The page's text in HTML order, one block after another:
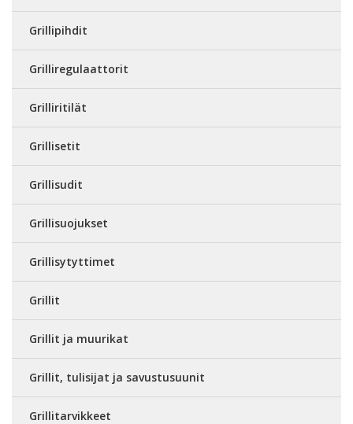
Grillipihdit
Grilliregulaattorit
Grilliritilät
Grillisetit
Grillisudit
Grillisuojukset
Grillisytyttimet
Grillit
Grillit ja muurikat
Grillit, tulisijat ja savustusuunit
Grillitarvikkeet